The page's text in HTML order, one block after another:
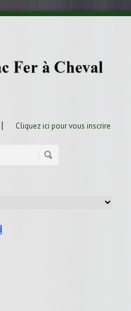
Cliquez ici pour vous inscrire